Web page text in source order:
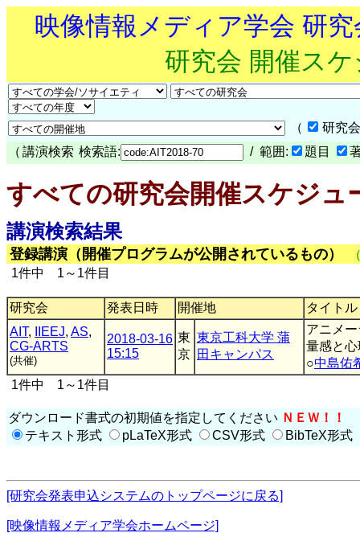
映像情報メディア学会 研
研究会 開催ス
（
研究
（ 講演検索 検索語: / 範囲: 題目
すべての研究会開催スケジュ
講演検索結果
登録講演（開催プログラムが公開されているもの）
1件中 1～1件目
研究会 発表日時 開催地
タイト
AIT, IIEEJ, AS,
CG-ARTS
(共催)
2018-03-16
15:15
東
京
東京工科大学 蒲
田キャンパス
アニメ
量感と
○中島佑
1件中 1～1件目
ダウンロード書式の初期値を指定してください ＮＥＷ！！
テキスト形式
pLaTeX形式 CSV形式 BibTeX形式
[研究会発表申込システムのトップページに戻る]
[映像情報メディア学会ホームページ]